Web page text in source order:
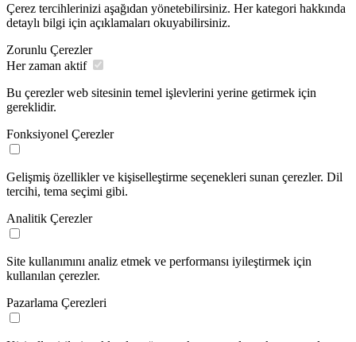
Çerez tercihlerinizi aşağıdan yönetebilirsiniz. Her kategori hakkında
detaylı bilgi için açıklamaları okuyabilirsiniz.
Zorunlu Çerezler
Her zaman aktif
Bu çerezler web sitesinin temel işlevlerini yerine getirmek için
gereklidir.
Fonksiyonel Çerezler
Gelişmiş özellikler ve kişiselleştirme seçenekleri sunan çerezler. Dil
tercihi, tema seçimi gibi.
Analitik Çerezler
Site kullanımını analiz etmek ve performansı iyileştirmek için
kullanılan çerezler.
Pazarlama Çerezleri